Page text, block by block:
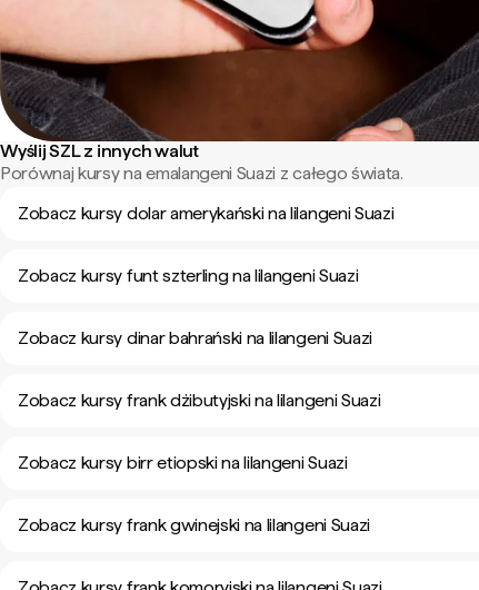
Wyślij SZL z innych walut
Porównaj kursy na emalangeni Suazi z całego świata.
Zobacz kursy dolar amerykański na lilangeni Suazi
Zobacz kursy funt szterling na lilangeni Suazi
Zobacz kursy dinar bahrański na lilangeni Suazi
Zobacz kursy frank dżibutyjski na lilangeni Suazi
Zobacz kursy birr etiopski na lilangeni Suazi
Zobacz kursy frank gwinejski na lilangeni Suazi